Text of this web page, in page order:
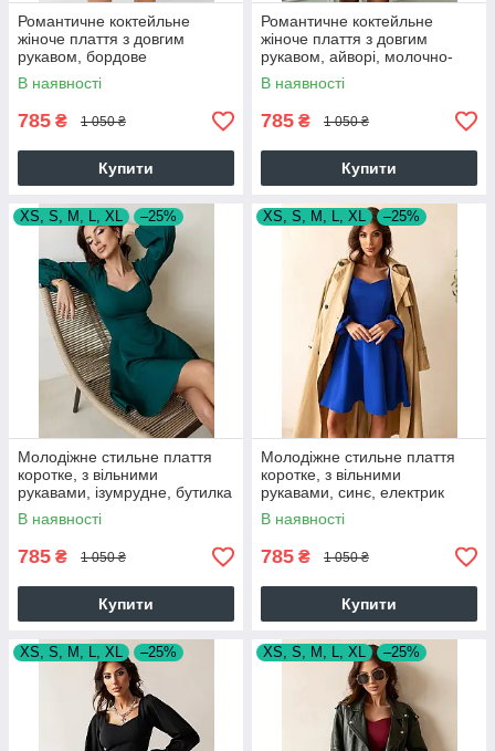
Романтичне коктейльне
жіноче плаття з довгим
рукавом, бордове
В наявності
785 ₴ 1 050 ₴
Купити
Романтичне коктейльне
жіноче плаття з довгим
рукавом, айворі, молочно-
біле
В наявності
785 ₴ 1 050 ₴
Купити
XS, S, M, L, XL –25%
Молодіжне стильне плаття
коротке, з вільними
рукавами, ізумрудне, бутилка
В наявності
785 ₴ 1 050 ₴
Купити
XS, S, M, L, XL –25%
Молодіжне стильне плаття
коротке, з вільними
рукавами, синє, електрик
В наявності
785 ₴ 1 050 ₴
Купити
XS, S, M, L, XL –25% XS, S, M, L, XL –25%